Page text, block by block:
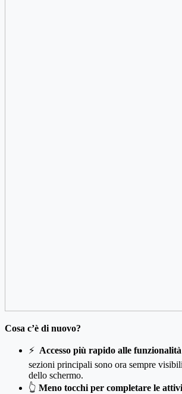
Cosa c’è di nuovo?
⚡ Accesso più rapido alle
sezioni principali sono ora sempre
dello schermo.
👆 Meno tocchi per completare le